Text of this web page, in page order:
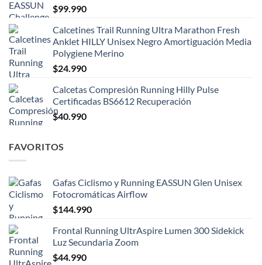
$99.990
Calcetines Trail Running Ultra Marathon Fresh
Anklet HILLY Unisex Negro Amortiguación Media
Polygiene Merino
$24.990
Calcetas Compresión Running Hilly Pulse
Certificadas BS6612 Recuperación
$40.990
FAVORITOS
Gafas Ciclismo y Running EASSUN Glen Unisex
Fotocromáticas Airflow
$144.990
Frontal Running UltrAspire Lumen 300 Sidekick
Luz Secundaria Zoom
$44.990